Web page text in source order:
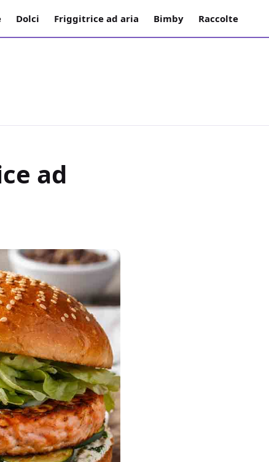
Dolci Friggitrice ad aria Bimby Raccolte
ad